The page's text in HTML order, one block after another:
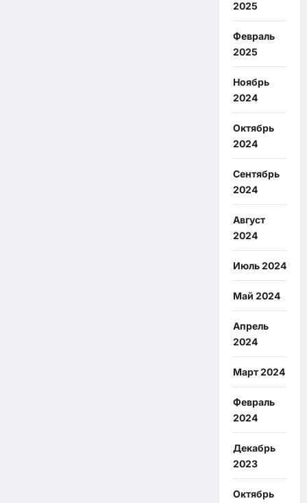
2025
Февраль
2025
Ноябрь
2024
Октябрь
2024
Сентябрь
2024
Август
2024
Июль 2024
Май 2024
Апрель
2024
Март 2024
Февраль
2024
Декабрь
2023
Октябрь